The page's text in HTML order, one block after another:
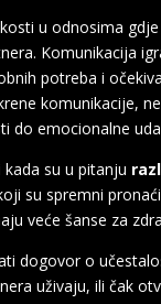
u odnosima
Komunikacija
potreba i
komunikacije,
do emocionalne
su u pitanju
su spremni
veće šanse za
dogovor o
uživaju, ili čak